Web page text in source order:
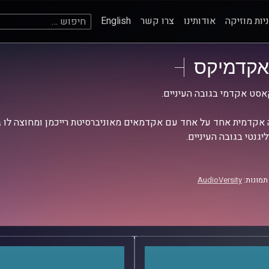
מוזיקה אודותינו צרו קשר English חיפוש:
אקדמיקס
אקדמי בגובה העיניים.
אקדמית אחד על אחד עם אקדמאים מאוניברסיטת רייכמן ומחוצה לו
בגובה העיניים.
AudioVersity